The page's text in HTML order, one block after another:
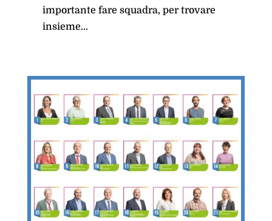
importante fare squadra, per trovare
insieme...